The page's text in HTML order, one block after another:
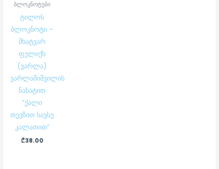
ბლოკნოტები
ტილოს
ბლოკნოტი –
მხატვარ
ფელიქს
(ვარლა)
ვარლამიშვილის
ნახატით
“ქალი
თევზით სავსე
კალათით”
₾38.00